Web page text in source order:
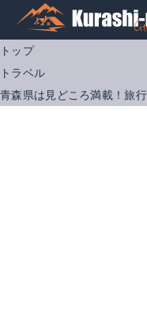
トップ
トラベル
青森県は見どころ満載！旅